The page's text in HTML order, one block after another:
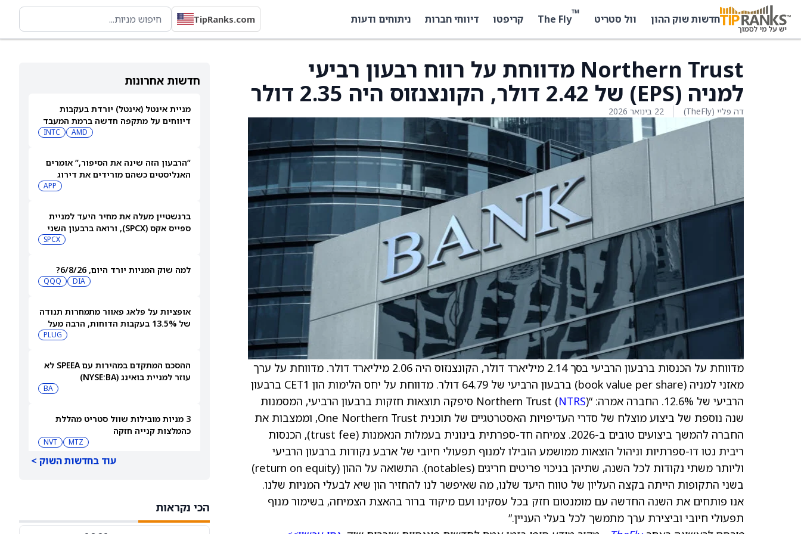
חדשות שוק ההון וול סטריט ™
The Fly קריפטו דיווחי חברות ניתוחים ודעות TipRanks.com
חדשות אחרונות
מניית אינטל (אינטל) יורדת בעקבות
דיווחים על מתקפה חדשה ברמת המעבד
AMD
INTC
“הרבעון הזה שינה את הסיפור,” אומרים
האנליסטים כשהם מורידים את דירוג
מניית AppLovin (APP) ומקצצים את APP
ברנשטיין מעלה את מחיר היעד למניית
ספייס אקס (SPCX), ורואה ברבעון השני
SPCX
למה שוק המניות יורד היום, 6/8/26?
DIA
QQQ
אופציות על פלאג פאוור מתמחרות תנודה
של 13.5% בעקבות הדוחות, הרבה מעל
PLUG
ההסכם המתקדם במהירות עם SPEEA לא
עוזר למניית בואינג (NYSE:BA)
BA
3 מניות מובילות שוול סטריט מהללת
כהמלצות קנייה חזקה
MTZ
NVT
סיכויי פולימרקט: האם [UAA], ‏[WEN] ו-
עוד בחדשות השוק >
הכי נקראות
Northern Trust מדווחת על רווח רבעון רביעי
למניה (EPS) של 2.42 דולר, הקונצנזוס היה 2.35 דולר
דה פליי (TheFly) 22 בינואר 2026
מדווחת על הכנסות ברבעון הרביעי בסך 2.14 מיליארד דולר, הקונצנזוס היה 2.06 מיליארד דולר. מדווחת על ערך
מאזני למניה (book value per share) ברבעון הרביעי של 64.79 דולר. מדווחת על יחס הלימות הון CET1 ברבעון
הרביעי של 12.6%. החברה אמרה: “Northern Trust (
NTRS
) סיפקה תוצאות חזקות ברבעון הרביעי, המסמנות
שנה נוספת של ביצוע מוצלח של סדרי העדיפויות האסטרטגיים של תוכנית One Northern Trust, וממצבות את
החברה להמשך ביצועים טובים ב-2026. צמיחה חד-ספרתית בינונית בעמלות הנאמנות (trust fee), הכנסות
ריבית נטו דו-ספרתיות וניהול הוצאות ממושמע הובילו למנוף תפעולי חיובי של ארבע נקודות ברבעון הרביעי
וליותר משתי נקודות לכל השנה, שתיהן בניכוי פריטים חריגים (notables). התשואה על ההון (return on equity)
בשני התקופות הייתה בקצה העליון של טווח היעד שלנו, מה שאיפשר לנו להחזיר הון שיא לבעלי המניות שלנו.
אנו פותחים את השנה החדשה עם מומנטום חזק בכל עסקינו ועם מיקוד ברור בהאצת הצמיחה, בשימור מנוף
תפעולי חיובי וביצירת ערך מתמשך לכל בעלי העניין.”